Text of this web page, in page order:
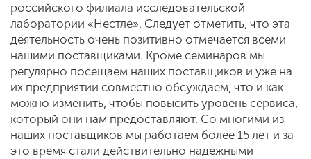
российского филиала исследовательской
лаборатории «Нестле». Следует отметить, что эта
деятельность очень позитивно отмечается всеми
нашими поставщиками. Кроме семинаров мы
регулярно посещаем наших поставщиков и уже на
их предприятии совместно обсуждаем, что и как
можно изменить, чтобы повысить уровень сервиса,
который они нам предоставляют. Со многими из
наших поставщиков мы работаем более 15 лет и за
это время стали действительно надежными